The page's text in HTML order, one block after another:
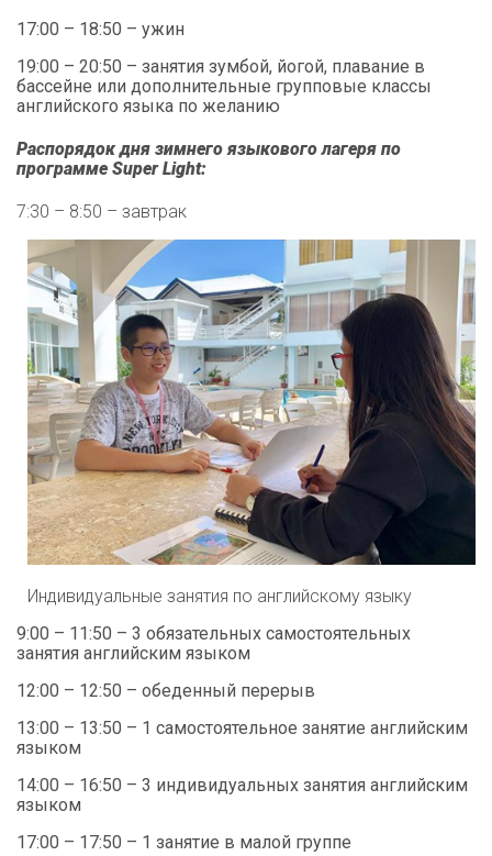
17:00 – 18:50 – ужин
19:00 – 20:50 – занятия зумбой, йогой, плавание в
бассейне или дополнительные групповые классы
английского языка по желанию
Распорядок дня зимнего языкового лагеря по
программе Super Light:
7:30 – 8:50 – завтрак
Индивидуальные занятия по английскому языку
9:00 – 11:50 – 3 обязательных самостоятельных
занятия английским языком
12:00 – 12:50 – обеденный перерыв
13:00 – 13:50 – 1 самостоятельное занятие английским
языком
14:00 – 16:50 – 3 индивидуальных занятия английским
языком
17:00 – 17:50 – 1 занятие в малой группе